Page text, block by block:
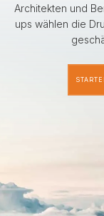
Architekten und
ups wählen die